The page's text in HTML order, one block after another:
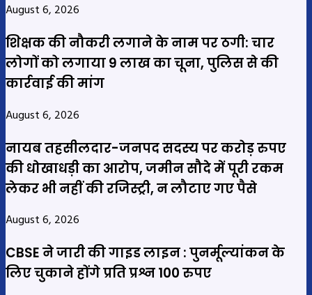
August 6, 2026
शिक्षक की नौकरी लगाने के नाम पर ठगी: चार
लोगों को लगाया 9 लाख का चूना, पुलिस से की
कार्रवाई की मांग
August 6, 2026
नायब तहसीलदार-जनपद सदस्य पर करोड़ रुपए
की धोखाधड़ी का आरोप, जमीन सौदे में पूरी रकम
लेकर भी नहीं की रजिस्ट्री, न लौटाए गए पैसे
August 6, 2026
CBSE ने जारी की गाइड लाइन : पुनर्मूल्यांकन के
लिए चुकाने होंगे प्रति प्रश्न 100 रुपए